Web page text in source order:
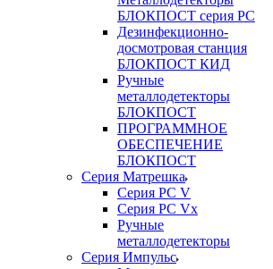
БЛОКПОСТ серия РС
Дезинфекционно-
досмотровая станция
БЛОКПОСТ КИД
Ручные
металлодетекторы
БЛОКПОСТ
ПРОГРАММНОЕ
ОБЕСПЕЧЕНИЕ
БЛОКПОСТ
Серия Матрешка
Серия PC V
Серия PC Vx
Ручные
металлодетекторы
Серия Импульс